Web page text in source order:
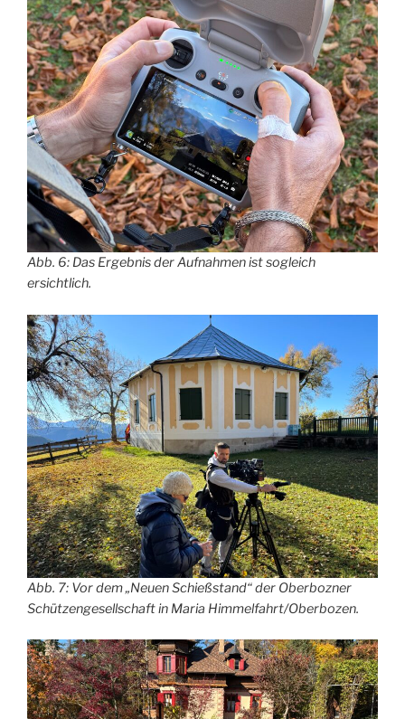
Abb. 6: Das Ergebnis der Aufnahmen ist sogleich
ersichtlich.
Abb. 7: Vor dem „Neuen Schießstand“ der Oberbozner
Schützengesellschaft in Maria Himmelfahrt/Oberbozen.